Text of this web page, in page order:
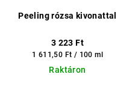
Peeling rózsa kivonattal
3 223 Ft
Egységár:
1 611,50 Ft / 100 ml
Raktáron